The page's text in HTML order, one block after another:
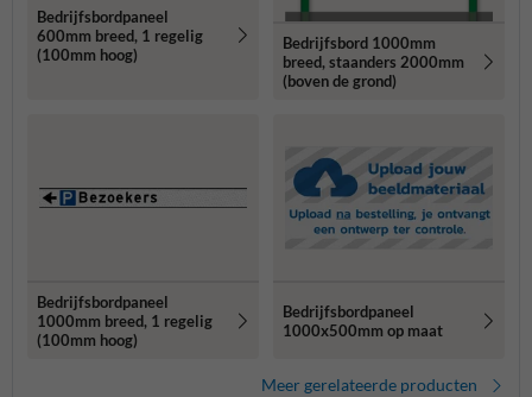
Bedrijfsbordpaneel
600mm breed, 1 regelig
(100mm hoog)
Bedrijfsbord 1000mm
breed, staanders 2000mm
(boven de grond)
Bedrijfsbordpaneel
1000mm breed, 1 regelig
(100mm hoog)
Bedrijfsbordpaneel
1000x500mm op maat
Meer gerelateerde producten